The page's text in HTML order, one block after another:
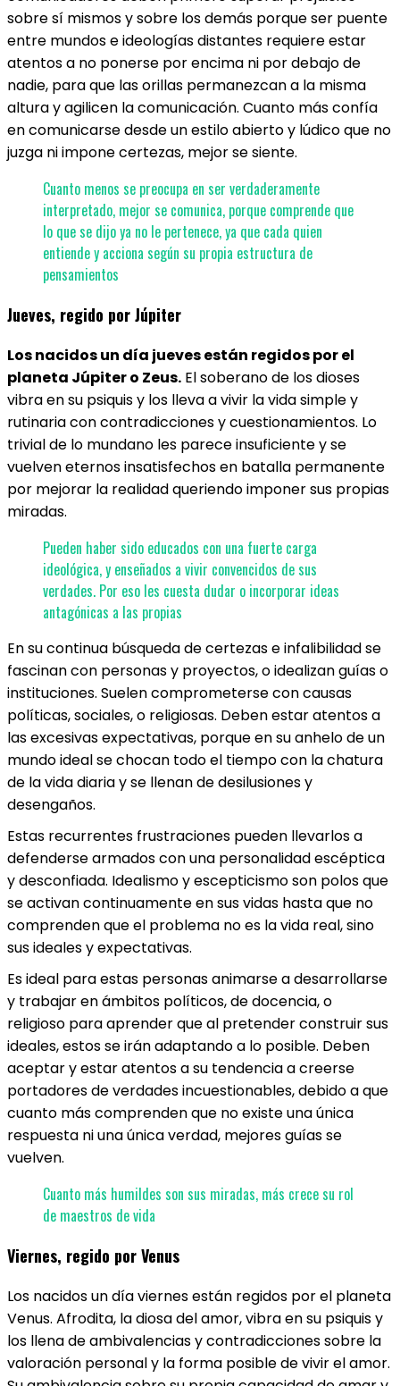
sobre sí mismos y sobre los demás porque ser puente
entre mundos e ideologías distantes requiere estar
atentos a no ponerse por encima ni por debajo de
nadie, para que las orillas permanezcan a la misma
altura y agilicen la comunicación. Cuanto más confía
en comunicarse desde un estilo abierto y lúdico que no
juzga ni impone certezas, mejor se siente.
Cuanto menos se preocupa en ser verdaderamente
interpretado, mejor se comunica, porque comprende que
lo que se dijo ya no le pertenece, ya que cada quien
entiende y acciona según su propia estructura de
pensamientos
Jueves, regido por Júpiter
Los nacidos un día jueves están regidos por el
planeta Júpiter o Zeus. El soberano de los dioses
vibra en su psiquis y los lleva a vivir la vida simple y
rutinaria con contradicciones y cuestionamientos. Lo
trivial de lo mundano les parece insuficiente y se
vuelven eternos insatisfechos en batalla permanente
por mejorar la realidad queriendo imponer sus propias
miradas.
Pueden haber sido educados con una fuerte carga
ideológica, y enseñados a vivir convencidos de sus
verdades. Por eso les cuesta dudar o incorporar ideas
antagónicas a las propias
En su continua búsqueda de certezas e infalibilidad se
fascinan con personas y proyectos, o idealizan guías o
instituciones. Suelen comprometerse con causas
políticas, sociales, o religiosas. Deben estar atentos a
las excesivas expectativas, porque en su anhelo de un
mundo ideal se chocan todo el tiempo con la chatura
de la vida diaria y se llenan de desilusiones y
desengaños.
Estas recurrentes frustraciones pueden llevarlos a
defenderse armados con una personalidad escéptica
y desconfiada. Idealismo y escepticismo son polos que
se activan continuamente en sus vidas hasta que no
comprenden que el problema no es la vida real, sino
sus ideales y expectativas.
Es ideal para estas personas animarse a desarrollarse
y trabajar en ámbitos políticos, de docencia, o
religioso para aprender que al pretender construir sus
ideales, estos se irán adaptando a lo posible. Deben
aceptar y estar atentos a su tendencia a creerse
portadores de verdades incuestionables, debido a que
cuanto más comprenden que no existe una única
respuesta ni una única verdad, mejores guías se
vuelven.
Cuanto más humildes son sus miradas, más crece su rol
de maestros de vida
Viernes, regido por Venus
Los nacidos un día viernes están regidos por el planeta
Venus. Afrodita, la diosa del amor, vibra en su psiquis y
los llena de ambivalencias y contradicciones sobre la
valoración personal y la forma posible de vivir el amor.